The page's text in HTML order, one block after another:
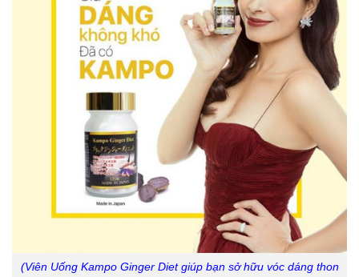
(Viên Uống Kampo Ginger Diet giúp bạn sở hữu vóc dáng thon